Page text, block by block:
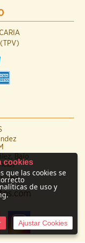
(TPV)
Bajo
261
cookies
que las cookies se
de uso y
Ajustar Cookies